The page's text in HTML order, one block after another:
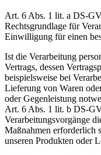
Art. 6 Abs. 1 lit. a DS-
Rechtsgrundlage für
Einwilligung für einen
Ist die Verarbeitung
Vertrags, dessen
beispielsweise bei
Lieferung von Waren
oder Gegenleistung
Art. 6 Abs. 1 lit. b DS-
Verarbeitungsvorgänge
Maßnahmen erforderlich
unseren Produkten oder